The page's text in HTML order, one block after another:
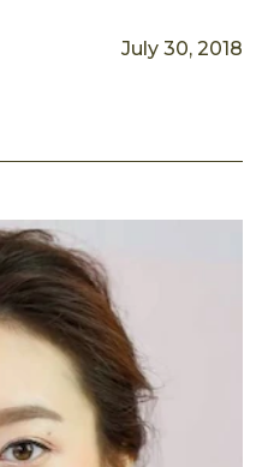
July 30, 2018